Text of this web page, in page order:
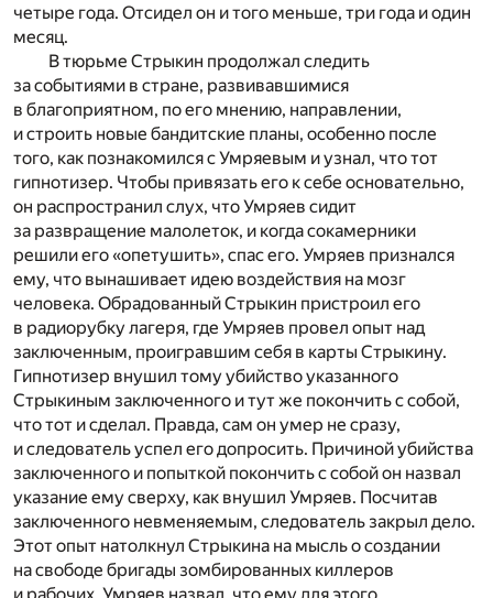
четыре года. Отсидел он и того меньше, три года и один
месяц.
В тюрьме Стрыкин продолжал следить
за событиями в стране, развивавшимися
в благоприятном, по его мнению, направлении,
и строить новые бандитские планы, особенно после
того, как познакомился с Умряевым и узнал, что тот
гипнотизер. Чтобы привязать его к себе основательно,
он распространил слух, что Умряев сидит
за развращение малолеток, и когда сокамерники
решили его «опетушить», спас его. Умряев признался
ему, что вынашивает идею воздействия на мозг
человека. Обрадованный Стрыкин пристроил его
в радиорубку лагеря, где Умряев провел опыт над
заключенным, проигравшим себя в карты Стрыкину.
Гипнотизер внушил тому убийство указанного
Стрыкиным заключенного и тут же покончить с собой,
что тот и сделал. Правда, сам он умер не сразу,
и следователь успел его допросить. Причиной убийства
заключенного и попыткой покончить с собой он назвал
указание ему сверху, как внушил Умряев. Посчитав
заключенного невменяемым, следователь закрыл дело.
Этот опыт натолкнул Стрыкина на мысль о создании
на свободе бригады зомбированных киллеров